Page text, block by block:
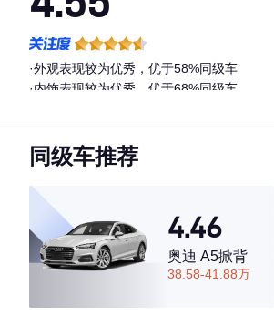
·外观表现较为优秀，优于58%同级车
·内饰表现较为优秀，优于68%同级车
同级车推荐
4.46
奥迪 A5掀背
38.58-41.88万